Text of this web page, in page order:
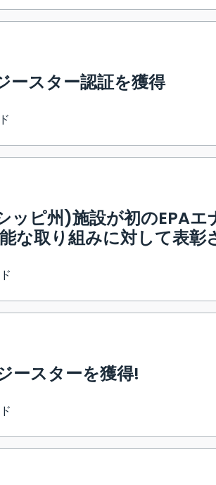
ースター認証を獲得
ピ州)施設が初のEPAエ
な取り組みに対して表彰
ースターを獲得!